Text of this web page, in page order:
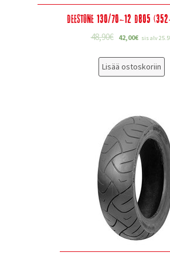
Deestone 130/70-12 D805
48,90€ 42,00€ sis alv
Lisää ostoskoriin